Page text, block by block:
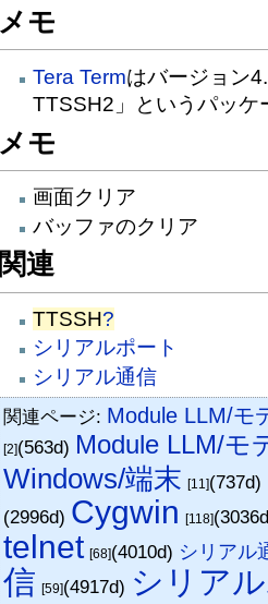
メモ
Tera Termはバージョン
TTSSH2」というパッケ
メモ
画面クリア
バッファのクリア
関連
TTSSH?
シリアルポート
シリアル通信
関連ページ: Module LLM/モ
[2](563d) Module LLM/モ
Windows/端末 [11](737d)
(2996d) Cygwin [118]
telnet [68](4010d) シリアル
信 [59](4917d) シリア